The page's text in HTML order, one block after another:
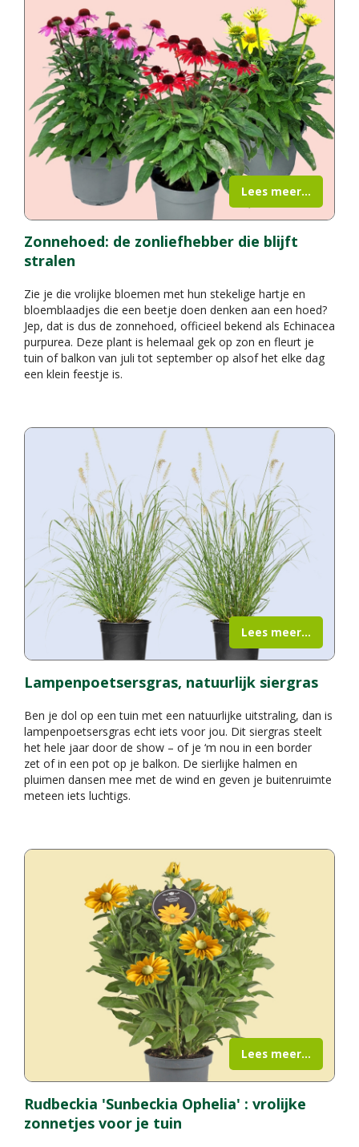
Zonnehoed: de zonliefhebber die blijft
stralen
Zie je die vrolijke bloemen met hun stekelige hartje en
bloemblaadjes die een beetje doen denken aan een hoed?
Jep, dat is dus de zonnehoed, officieel bekend als Echinacea
purpurea. Deze plant is helemaal gek op zon en fleurt je
tuin of balkon van juli tot september op alsof het elke dag
een klein feestje is.
Lees meer...
Lampenpoetsersgras, natuurlijk siergras
Ben je dol op een tuin met een natuurlijke uitstraling, dan is
lampenpoetsersgras echt iets voor jou. Dit siergras steelt
het hele jaar door de show – of je ‘m nou in een border
zet of in een pot op je balkon. De sierlijke halmen en
pluimen dansen mee met de wind en geven je buitenruimte
meteen iets luchtigs.
Lees meer...
Rudbeckia 'Sunbeckia Ophelia' : vrolijke
zonnetjes voor je tuin
Lees meer...